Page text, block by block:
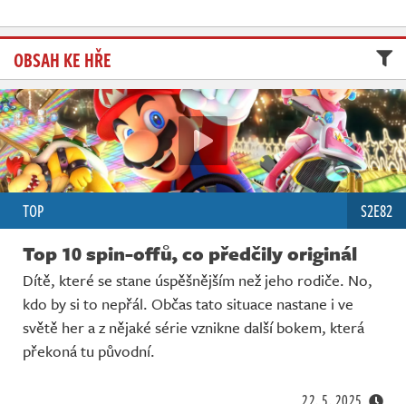
OBSAH KE HŘE
TOP S2E82
Top 10 spin-offů, co předčily originál
Dítě, které se stane úspěšnějším než jeho rodiče. No,
kdo by si to nepřál. Občas tato situace nastane i ve
světě her a z nějaké série vznikne další bokem, která
překoná tu původní.